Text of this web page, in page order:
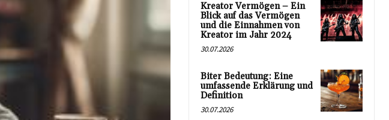
Kreator Vermögen – Ein
Blick auf das Vermögen
und die Einnahmen von
Kreator im Jahr 2024
30.07.2026
Biter Bedeutung: Eine
umfassende Erklärung und
Definition
30.07.2026